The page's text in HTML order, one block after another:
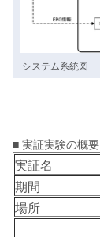
システム系統図
■ 実証実験の概要
実証名
期間
場所